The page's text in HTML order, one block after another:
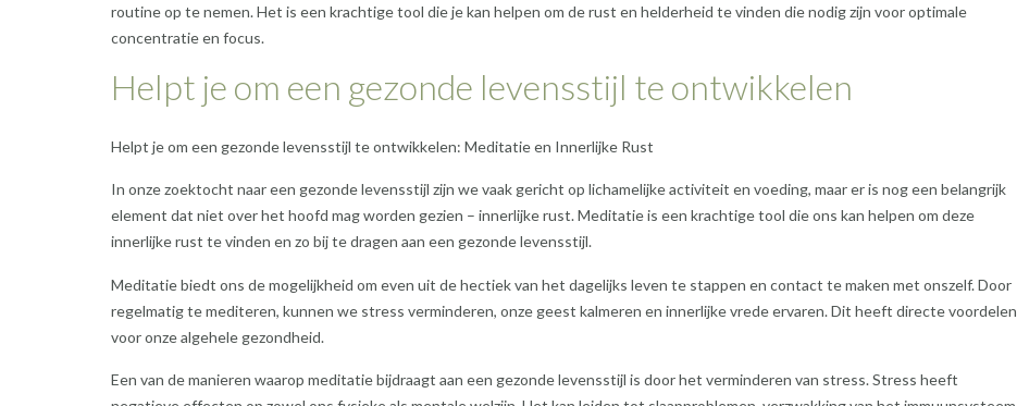
routine op te nemen. Het is een krachtige tool die je kan helpen om de rust en helderheid te vinden die nodig zijn voor optimale
concentratie en focus.
Helpt je om een gezonde levensstijl te ontwikkelen
Helpt je om een gezonde levensstijl te ontwikkelen: Meditatie en Innerlijke Rust
In onze zoektocht naar een gezonde levensstijl zijn we vaak gericht op lichamelijke activiteit en voeding, maar er is nog een belangrijk
element dat niet over het hoofd mag worden gezien – innerlijke rust. Meditatie is een krachtige tool die ons kan helpen om deze
innerlijke rust te vinden en zo bij te dragen aan een gezonde levensstijl.
Meditatie biedt ons de mogelijkheid om even uit de hectiek van het dagelijks leven te stappen en contact te maken met onszelf. Door
regelmatig te mediteren, kunnen we stress verminderen, onze geest kalmeren en innerlijke vrede ervaren. Dit heeft directe voordelen
voor onze algehele gezondheid.
Een van de manieren waarop meditatie bijdraagt aan een gezonde levensstijl is door het verminderen van stress. Stress heeft